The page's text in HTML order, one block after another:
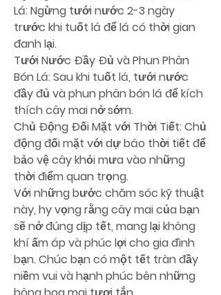
Lá: Ngừng tưới nước 2-3 ngày
trước khi tuốt lá để lá có thời gian
đanh lại.
Tưới Nước Đầy Đủ và Phun Phân
Bón Lá: Sau khi tuốt lá, tưới nước
đầy đủ và phun phân bón lá để kích
thích cây mai nở sớm.
Chủ Động Đối Mặt với Thời Tiết: Chủ
động đối mặt với dự báo thời tiết để
bảo vệ cây khỏi mưa vào những
thời điểm quan trọng.
Với những bước chăm sóc kỹ thuật
này, hy vọng rằng cây mai của bạn
sẽ nở đúng dịp tết, mang lại không
khí ấm áp và phúc lợi cho gia đình
bạn. Chúc bạn có một tết tràn đầy
niềm vui và hạnh phúc bên những